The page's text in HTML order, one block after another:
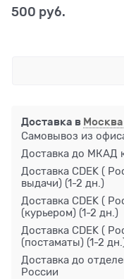
500 руб.
Доставка в Москва
Самовывоз из
Доставка до МКАД
Доставка CDEK (
выдачи) (1-2 дн.)
Доставка CDEK (
(курьером) (1-2 дн.)
Доставка CDEK (
(постаматы) (1-2
Доставка до
России